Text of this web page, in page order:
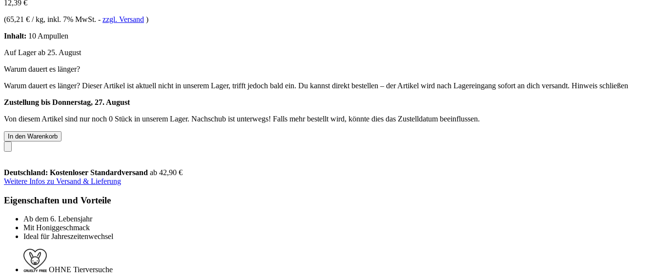
12,39 €
(65,21 € / kg, inkl. 7% MwSt. - zzgl. Versand )
Inhalt: 10 Ampullen
Auf Lager ab 25. August
Warum dauert es länger?
Warum dauert es länger? Dieser Artikel ist aktuell nicht in unserem Lager, trifft jedoch bald ein. Du kannst direkt bestellen – der Artikel wird nach Lagereingang sofort an dich versandt. Hinweis schließen
Zustellung bis Donnerstag, 27. August
Von diesem Artikel sind nur noch 0 Stück in unserem Lager. Nachschub ist unterwegs! Falls mehr bestellt wird, könnte dies das Zustelldatum beeinflussen.
In den Warenkorb
Deutschland: Kostenloser Standardversand ab 42,90 €
Weitere Infos zu Versand & Lieferung
Eigenschaften und Vorteile
Ab dem 6. Lebensjahr
Mit Honiggeschmack
Ideal für Jahreszeitenwechsel
OHNE Tierversuche